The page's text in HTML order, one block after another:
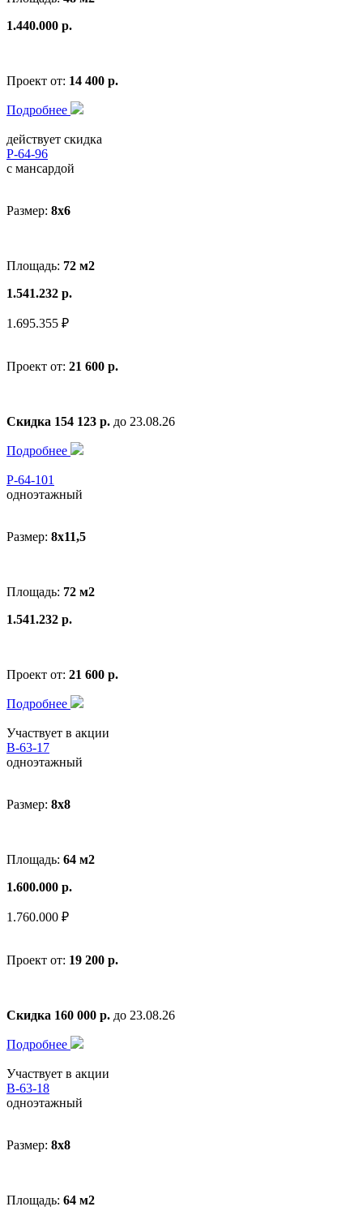
1.440.000 р.
Проект от: 14 400 р.
Подробнее
действует скидка
Р-64-96
с мансардой
Размер: 8x6
Площадь: 72 м2
1.541.232 р.
1.695.355 ₽
Проект от: 21 600 р.
Скидка 154 123 р. до 23.08.26
Подробнее
Р-64-101
одноэтажный
Размер: 8x11,5
Площадь: 72 м2
1.541.232 р.
Проект от: 21 600 р.
Подробнее
Участвует в акции
В-63-17
одноэтажный
Размер: 8x8
Площадь: 64 м2
1.600.000 р.
1.760.000 ₽
Проект от: 19 200 р.
Скидка 160 000 р. до 23.08.26
Подробнее
Участвует в акции
В-63-18
одноэтажный
Размер: 8x8
Площадь: 64 м2